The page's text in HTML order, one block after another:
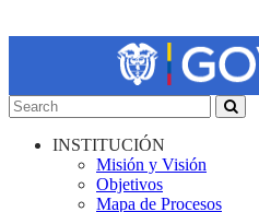
INSTITUCIÓN
Misión y Visión
Objetivos
Mapa de Procesos